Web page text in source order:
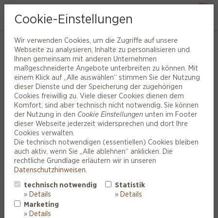
Hörprobleme individuell lösen –
fachgerecht und ganz auf Sie
zugeschnitten
So spezifisch wie die Ohren sind auch die Probleme, die sich
beim Hören ergeben können. Der eine nimmt alles nur noch
gedämpft wahr – als hätte jemand die Lautstärke der Welt still
und heimlich leiser gedreht. Der andere mag nur
Schwierigkeiten haben, die leisen Töne herauszuhören,
während die lauten Töne problemlos ans Ohr gelangen.
Vielleicht bereiten auch nur Zischlaute arge Probleme, gehen
stumme Konsonanten im Gesprochenen unter oder kommt
nur noch ein Stimmengewirr mit verzerrten oder undeutlichen
Worten an. Ob so oder so – letztlich wird es mühsam oder gar
unmöglich, alles Gesagte zu verstehen und längere Gespräche
im größeren Kreise zu führen.
Jedes einzelne Hörproblem für sich verlangt daher nach einer
Cookie-Einstellungen
Wir verwenden Cookies, um die Zugriffe auf unsere
Webseite zu analysieren, Inhalte zu personalisieren und
Ihnen gemeinsam mit anderen Unternehmen
maßgeschneiderte Angebote unterbreiten zu können. Mit
einem Klick auf „Alle auswählen“ stimmen Sie der Nutzung
dieser Dienste und der Speicherung der zugehörigen
Cookies freiwillig zu. Viele dieser Cookies dienen dem
Komfort, sind aber technisch nicht notwendig. Sie können
der Nutzung in den Cookie Einstellungenunten im Footer
dieser Webseite jederzeit widersprechen und dort Ihre
Cookies verwalten.
Die technisch notwendigen (essentiellen) Cookies bleiben
auch aktiv, wenn Sie „Alle ablehnen“ anklicken. Die
rechtliche Grundlage erläutern wir in unseren
Datenschutzhinweisen.
technisch notwendig
» Details
Statistik
» Details
Marketing
» Details